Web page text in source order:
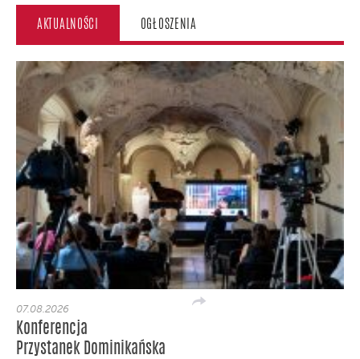
AKTUALNOŚCI OGŁOSZENIA
07.08.2026
Konferencja
Przystanek Dominikańska